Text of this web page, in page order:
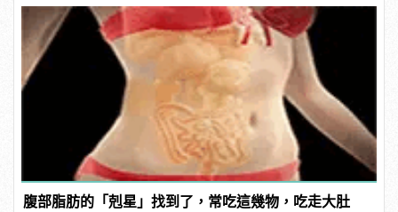
腹部脂肪的「剋星」找到了，常吃這幾物，吃走大肚